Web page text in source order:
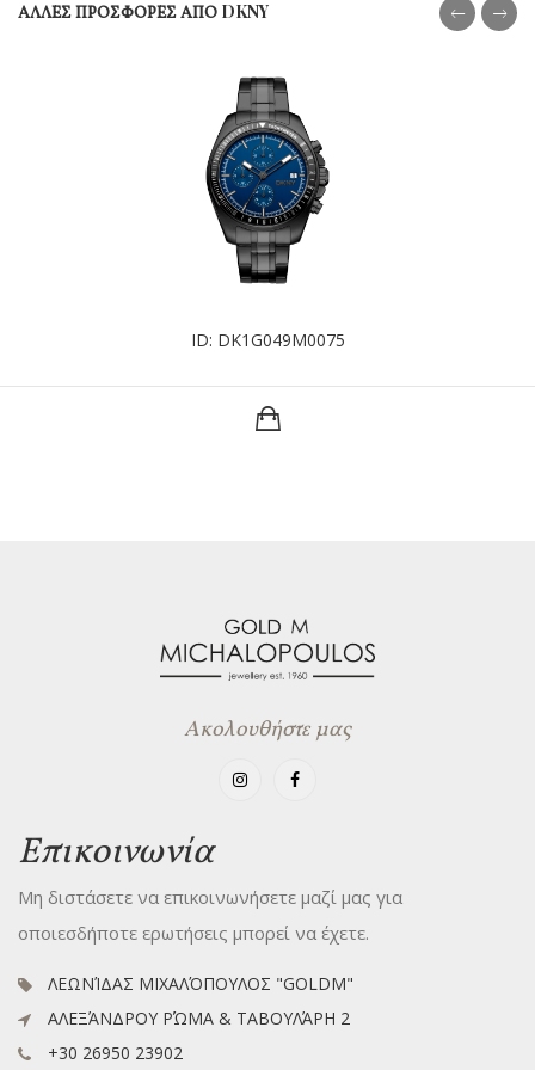
ΑΛΛΕΣ ΠΡΟΣΦΟΡΕΣ ΑΠΟ DKNY
ID: DK1G049M0075
Ακολουθήστε μας
Επικοινωνία
Μη διστάσετε να επικοινωνήσετε μαζί μας για
οποιεσδήποτε ερωτήσεις μπορεί να έχετε.
ΛΕΩΝΊΔΑΣ ΜΙΧΑΛΌΠΟΥΛΟΣ "GOLDM"
ΑΛΕΞΆΝΔΡΟΥ ΡΏΜΑ & ΤΑΒΟΥΛΆΡΗ 2
+30 26950 23902